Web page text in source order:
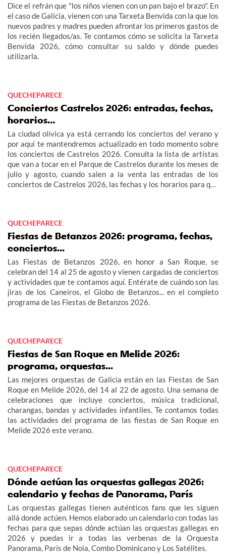
Dice el refrán que "los niños vienen con un pan bajo el brazo". En
el caso de Galicia, vienen con una Tarxeta Benvida con la que los
nuevos padres y madres pueden afrontar los primeros gastos de
los recién llegados/as. Te contamos cómo se solicita la Tarxeta
Benvida 2026, cómo consultar su saldo y dónde puedes
utilizarla.
QUECHEPARECE
Conciertos Castrelos 2026: entradas, fechas,
horarios…
La ciudad olívica ya está cerrando los conciertos del verano y
por aquí te mantendremos actualizado en todo momento sobre
los conciertos de Castrelos 2026. Consulta la lista de artistas
que van a tocar en el Parque de Castrelos durante los meses de
julio y agosto, cuando salen a la venta las entradas de los
conciertos de Castrelos 2026, las fechas y los horarios para que
QUECHEPARECE
Fiestas de Betanzos 2026: programa, fechas,
conciertos...
Las Fiestas de Betanzos 2026, en honor a San Roque, se
celebran del 14 al 25 de agosto y vienen cargadas de conciertos
y actividades que te contamos aquí. Entérate de cuándo son las
jiras de los Caneiros, el Globo de Betanzos... en el completo
programa de las Fiestas de Betanzos 2026.
QUECHEPARECE
Fiestas de San Roque en Melide 2026:
programa, orquestas...
Las mejores orquestas de Galicia están en las Fiestas de San
Roque en Melide 2026, del 14 al 22 de agosto. Una semana de
celebraciones que incluye conciertos, música tradicional,
charangas, bandas y actividades infantiles. Te contamos todas
las actividades del programa de las fiestas de San Roque en
Melide 2026 este verano.
QUECHEPARECE
Dónde actúan las orquestas gallegas 2026:
calendario y fechas de Panorama, París
Las orquestas gallegas tienen auténticos fans que les siguen
allá donde actúen. Hemos elaborado un calendario con todas las
fechas para que sepas dónde actúan las orquestas gallegas en
2026 y puedas ir a todas las verbenas de la Orquesta
Panorama, París de Noia, Combo Dominicano y Los Satélites.